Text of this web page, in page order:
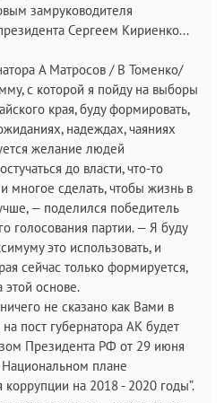
замруководителя
Сергеем Кириенко...
А Матросов / В Томенко/
с которой я пойду на выборы
края, буду формировать,
надеждах, чаяниях
желание людей
до власти, что-то
и многое сделать, чтобы жизнь в
— поделился победитель
голосования партии. — Я буду
это использовать, и
сейчас только формируется,
этой основе.
не сказано как Вами в
пост губернатора АК будет
Президента РФ от 29 июня
плане
коррупции на 2018 - 2020 годы”.